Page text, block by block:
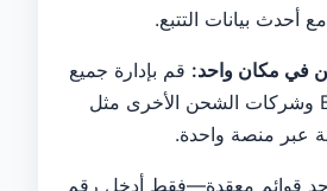
في مكان واحد: قم بإدارة جميع
عبر منصة واحدة.
قوائم معقدة—فقط أدخل رقم